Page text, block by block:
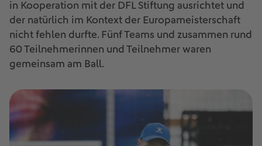
in Kooperation mit der DFL Stiftung ausrichtet und
der natürlich im Kontext der Europameisterschaft
nicht fehlen durfte. Fünf Teams und zusammen rund
60 Teilnehmerinnen und Teilnehmer waren
gemeinsam am Ball.